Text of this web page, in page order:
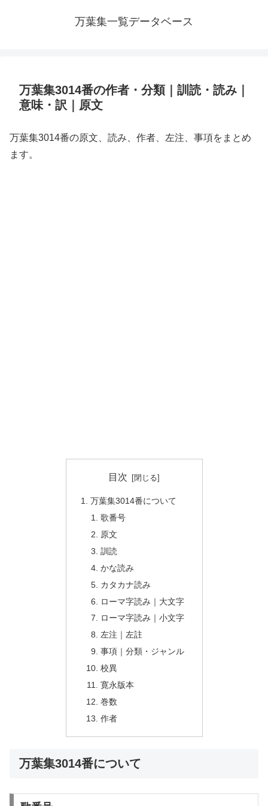
万葉集一覧データベース
万葉集3014番の作者・分類｜訓読・読み｜
意味・訳｜原文
万葉集3014番の原文、読み、作者、左注、事項をまとめ
ます。
目次
万葉集3014番について
歌番号
原文
訓読
かな読み
カタカナ読み
ローマ字読み｜大文字
ローマ字読み｜小文字
左注｜左註
事項｜分類・ジャンル
校異
寛永版本
巻数
作者
万葉集3014番について